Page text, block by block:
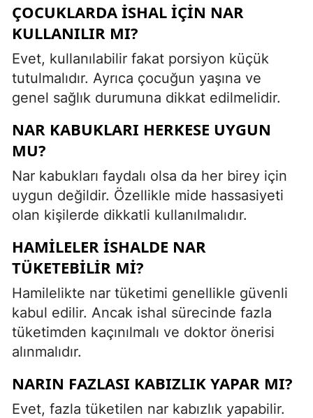
ÇOCUKLARDA İSHAL İÇIN NAR
KULLANILIR MI?
Evet, kullanılabilir fakat porsiyon küçük
tutulmalıdır. Ayrıca çocuğun yaşına ve
genel sağlık durumuna dikkat edilmelidir.
NAR KABUKLARI HERKESE UYGUN
MU?
Nar kabukları faydalı olsa da her birey için
uygun değildir. Özellikle mide hassasiyeti
olan kişilerde dikkatli kullanılmalıdır.
HAMILELER İSHALDE NAR
TÜKETEBILIR MI?
Hamilelikte nar tüketimi genellikle güvenli
kabul edilir. Ancak ishal sürecinde fazla
tüketimden kaçınılmalı ve doktor önerisi
alınmalıdır.
NARIN FAZLASI KABIZLIK YAPAR MI?
Evet, fazla tüketilen nar kabızlık yapabilir.